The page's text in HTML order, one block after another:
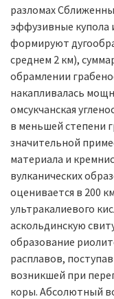
разломах
эффузивные купола
формируют
среднем 2 км),
обрамлении
накапливалась
омсукчанская
в меньшей степени
значительной
материала и
вулканических
оценивается в 200
ультракалиевого
аскольдинскую
образование
расплавов,
возникшей при
коры. Абсолютный